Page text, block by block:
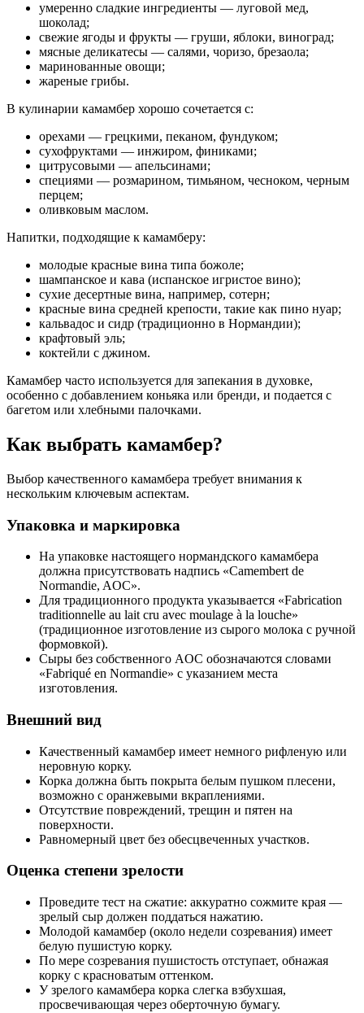
умеренно сладкие ингредиенты — луговой мед,
шоколад;
свежие ягоды и фрукты — груши, яблоки, виноград;
мясные деликатесы — салями, чоризо, брезаола;
маринованные овощи;
жареные грибы.
В кулинарии камамбер хорошо сочетается с:
орехами — грецкими, пеканом, фундуком;
сухофруктами — инжиром, финиками;
цитрусовыми — апельсинами;
специями — розмарином, тимьяном, чесноком, черным
перцем;
оливковым маслом.
Напитки, подходящие к камамберу:
молодые красные вина типа божоле;
шампанское и кава (испанское игристое вино);
сухие десертные вина, например, сотерн;
красные вина средней крепости, такие как пино нуар;
кальвадос и сидр (традиционно в Нормандии);
крафтовый эль;
коктейли с джином.
Камамбер часто используется для запекания в духовке,
особенно с добавлением коньяка или бренди, и подается с
багетом или хлебными палочками.
Как выбрать камамбер?
Выбор качественного камамбера требует внимания к
нескольким ключевым аспектам.
Упаковка и маркировка
На упаковке настоящего нормандского камамбера
должна присутствовать надпись «Camembert de
Normandie, AOC».
Для традиционного продукта указывается «Fabrication
traditionnelle au lait cru avec moulage à la louche»
(традиционное изготовление из сырого молока с ручной
формовкой).
Сыры без собственного AOC обозначаются словами
«Fabriqué en Normandie» с указанием места
изготовления.
Внешний вид
Качественный камамбер имеет немного рифленую или
неровную корку.
Корка должна быть покрыта белым пушком плесени,
возможно с оранжевыми вкраплениями.
Отсутствие повреждений, трещин и пятен на
поверхности.
Равномерный цвет без обесцвеченных участков.
Оценка степени зрелости
Проведите тест на сжатие: аккуратно сожмите края —
зрелый сыр должен поддаться нажатию.
Молодой камамбер (около недели созревания) имеет
белую пушистую корку.
По мере созревания пушистость отступает, обнажая
корку с красноватым оттенком.
У зрелого камамбера корка слегка взбухшая,
просвечивающая через оберточную бумагу.